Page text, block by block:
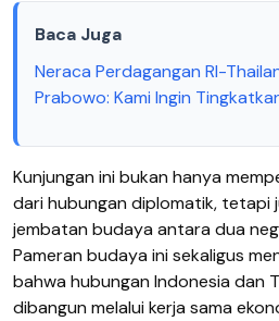
Baca Juga
Neraca Perdagangan RI-
Prabowo: Kami Ingin
Kunjungan ini bukan hanya
dari hubungan diplomatik, tetapi
jembatan budaya antara dua
Pameran budaya ini sekaligus
bahwa hubungan Indonesia dan
dibangun melalui kerja sama